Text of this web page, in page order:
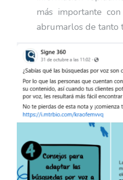
más importante
abrumarlos de tanto